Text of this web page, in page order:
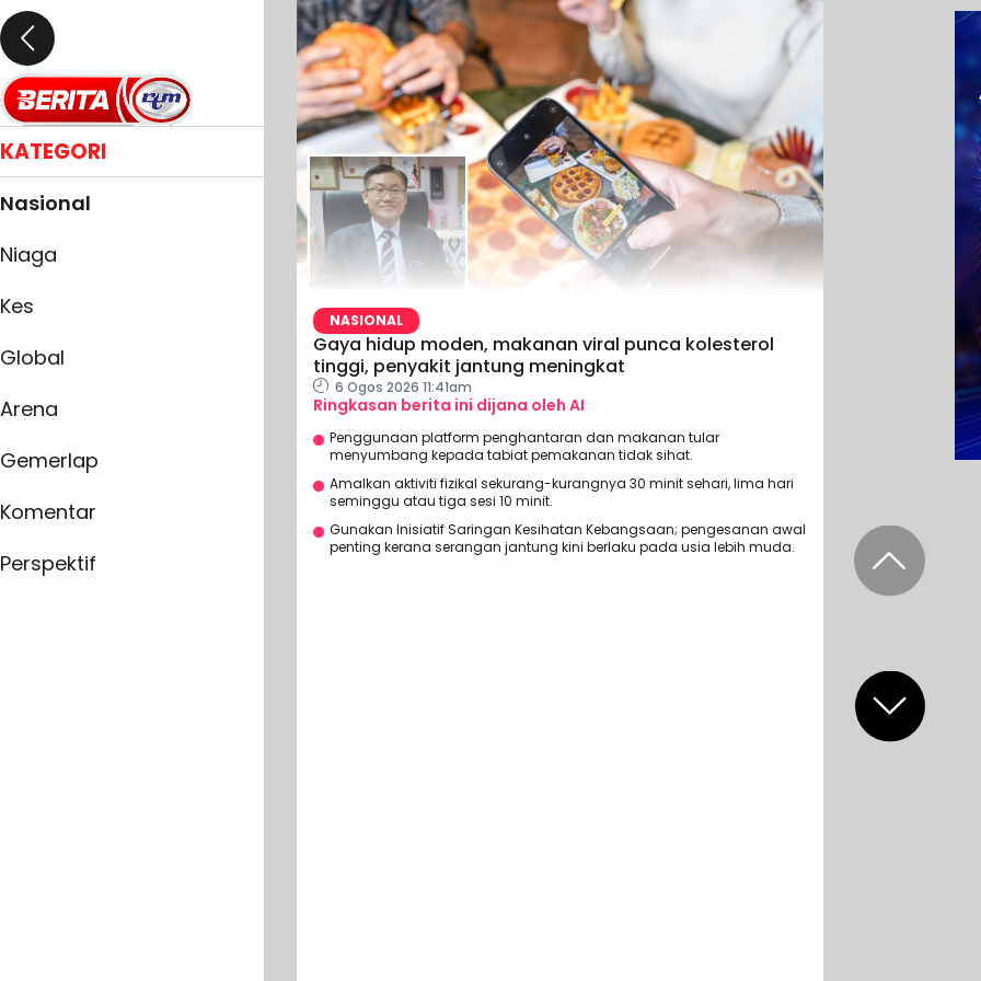
KATEGORI
Nasional
Niaga
Kes
Global
Arena
Gemerlap
Komentar
Perspektif
NASIONAL
Gaya hidup moden, makanan viral punca kolesterol
tinggi, penyakit jantung meningkat
6 Ogos 2026 11:41am
Ringkasan berita ini dijana oleh AI
Penggunaan platform penghantaran dan makanan tular
menyumbang kepada tabiat pemakanan tidak sihat.
Amalkan aktiviti fizikal sekurang-kurangnya 30 minit sehari, lima hari
seminggu atau tiga sesi 10 minit.
Gunakan Inisiatif Saringan Kesihatan Kebangsaan; pengesanan awal
penting kerana serangan jantung kini berlaku pada usia lebih muda.